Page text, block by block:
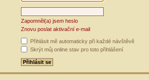
Zapomněl(a) jsem heslo
Znovu poslat aktivační e-mail
Přihlásit mě automaticky při každé návštěvě
Skrýt můj online stav pro toto přihlášení